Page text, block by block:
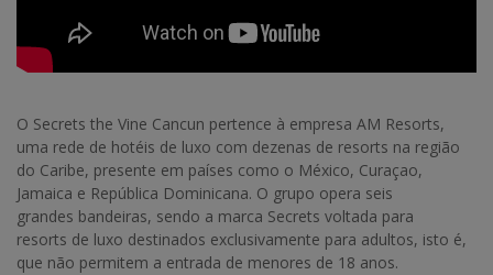
O Secrets the Vine Cancun pertence à empresa AM Resorts,
uma rede de hotéis de luxo com dezenas de resorts na região
do Caribe, presente em países como o México, Curaçao,
Jamaica e República Dominicana. O grupo opera seis
grandes bandeiras, sendo a marca Secrets voltada para
resorts de luxo destinados exclusivamente para adultos, isto é,
que não permitem a entrada de menores de 18 anos.